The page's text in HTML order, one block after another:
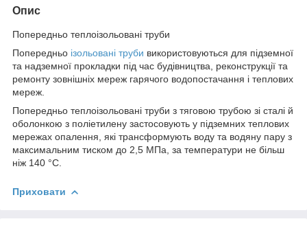
Опис
Попередньо теплоізольовані труби
Попередньо ізольовані труби використовуються для підземної
та надземної прокладки під час будівництва, реконструкції та
ремонту зовнішніх мереж гарячого водопостачання і теплових
мереж.
Попередньо теплоізольовані труби з тяговою трубою зі сталі й
оболонкою з поліетилену застосовують у підземних теплових
мережах опалення, які трансформують воду та водяну пару з
максимальним тиском до 2,5 МПа, за температури не більш
ніж 140 °C.
Приховати